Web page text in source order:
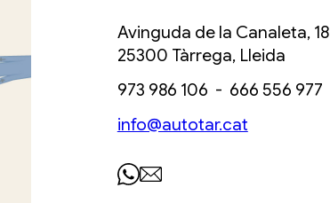
Avinguda de la Canaleta, 18
25300 Tàrrega, Lleida
973 986 106 - 666 556 977
info@autotar.cat